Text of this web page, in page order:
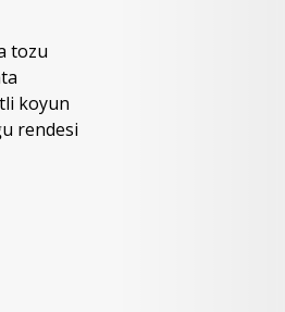
tozu
koyun
rendesi